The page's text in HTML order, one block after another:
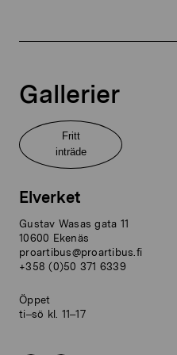
Gallerier
Fritt
inträde
Elverket
Gustav Wasas gata 11
10600 Ekenäs
proartibus@proartibus.fi
+358 (0)50 371 6339
Öppet
ti–sö kl. 11–17